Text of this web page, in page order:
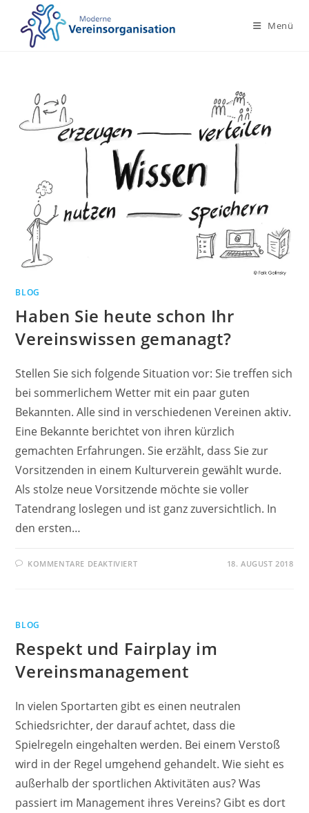
Inhalt
springen
Menü
BLOG
Haben Sie heute schon Ihr
Vereinswissen gemanagt?
Stellen Sie sich folgende Situation vor: Sie treffen sich
bei sommerlichem Wetter mit ein paar guten
Bekannten. Alle sind in verschiedenen Vereinen aktiv.
Eine Bekannte berichtet von ihren kürzlich
gemachten Erfahrungen. Sie erzählt, dass Sie zur
Vorsitzenden in einem Kulturverein gewählt wurde.
Als stolze neue Vorsitzende möchte sie voller
Tatendrang loslegen und ist ganz zuversichtlich. In
den ersten…
KOMMENTARE DEAKTIVIERTFÜR 18. AUGUST 2018
BLOG
Respekt und Fairplay im
Vereinsmanagement
In vielen Sportarten gibt es einen neutralen
Schiedsrichter, der darauf achtet, dass die
Spielregeln eingehalten werden. Bei einem Verstoß
wird in der Regel umgehend gehandelt. Wie sieht es
außerhalb der sportlichen Aktivitäten aus? Was
passiert im Management ihres Vereins? Gibt es dort